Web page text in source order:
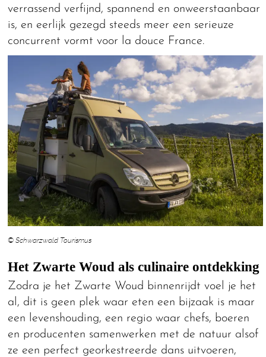
verrassend verfijnd, spannend en onweerstaanbaar
is, en eerlijk gezegd steeds meer een serieuze
concurrent vormt voor la douce France.
© Schwarzwald Tourismus
Het Zwarte Woud als culinaire ontdekking
Zodra je het Zwarte Woud binnenrijdt voel je het
al, dit is geen plek waar eten een bijzaak is maar
een levenshouding, een regio waar chefs, boeren
en producenten samenwerken met de natuur alsof
ze een perfect georkestreerde dans uitvoeren,